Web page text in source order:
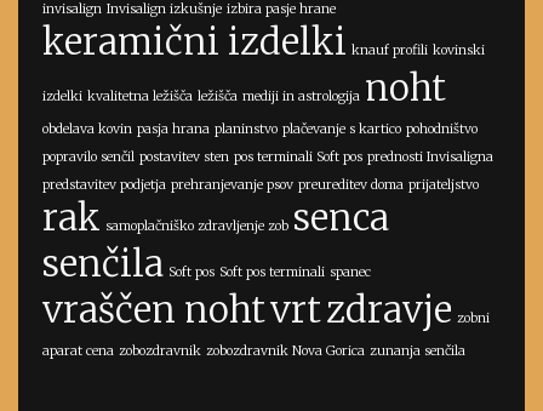
invisalign Invisalign izkušnje izbira pasje hrane
keramični izdelki knauf profili kovinski
izdelki kvalitetna ležišča ležišča mediji in astrologija noht
obdelava kovin pasja hrana planinstvo plačevanje s kartico pohodništvo
popravilo senčil postavitev sten pos terminali Soft pos prednosti Invisaligna
predstavitev podjetja prehranjevanje psov preureditev doma prijateljstvo
rak samoplačniško zdravljenje zob senca
senčila Soft pos Soft pos terminali spanec
vraščen nohtvrtzdravje zobni
aparat cena zobozdravnik zobozdravnik Nova Gorica zunanja senčila